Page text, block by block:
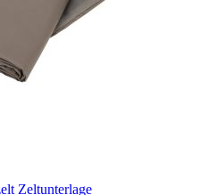
Zeltunterlage